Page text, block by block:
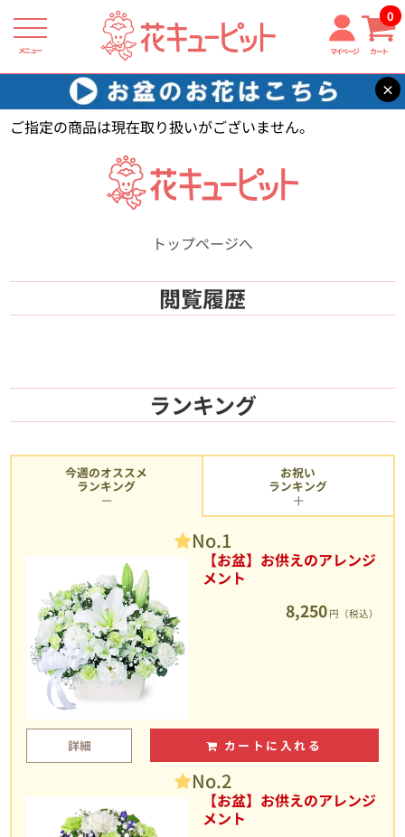
メニュー マイページ カート
0
×
花キューピット 【】
ご指定の商品は現在取り扱いがございません。
トップページへ
閲覧履歴
ランキング
今週のオススメ
ランキング
No.1
【お盆】お供えのアレンジ
メント
8,250 円（税込）
詳細 カートに入れる
No.2
【お盆】お供えのアレンジ
メント
お祝い
ランキング